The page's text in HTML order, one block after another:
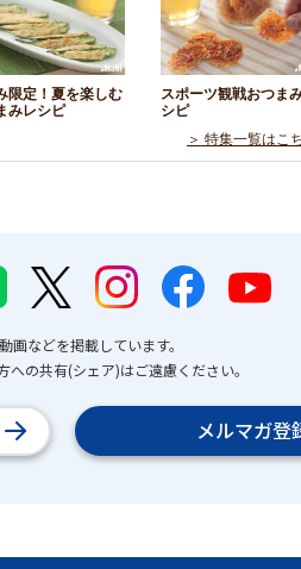
限定！夏を楽しむ
みレシピ
スポーツ観戦おつま
シピ
＞ 特集一覧はこ
画などを掲載しています。
の共有(シェア)はご遠慮ください。
メルマガ登